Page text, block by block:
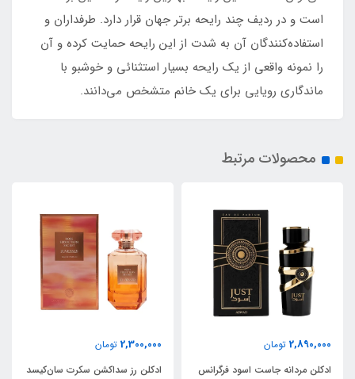
است و در ردیف چند رایحه برتر جهان قرار دارد. طرفداران و
استفاده‌کنندگان آن به شدت از این رایحه حمایت کرده و آن
را نمونه‌ واقعی از یک رایحه بسیار استثنائی و خوشبو با
ماندگاری رویایی برای یک خانم متشخص می‌دانند.
محصولات مرتبط
2,890,000 تومان
ادکلن مردانه جاست اسود فرگرانس
2,300,000 تومان
ادکلن رز سداکشن سکرت سان‌کیسد